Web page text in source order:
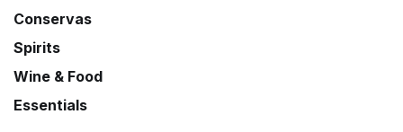
Conservas
Spirits
Wine & Food
Essentials